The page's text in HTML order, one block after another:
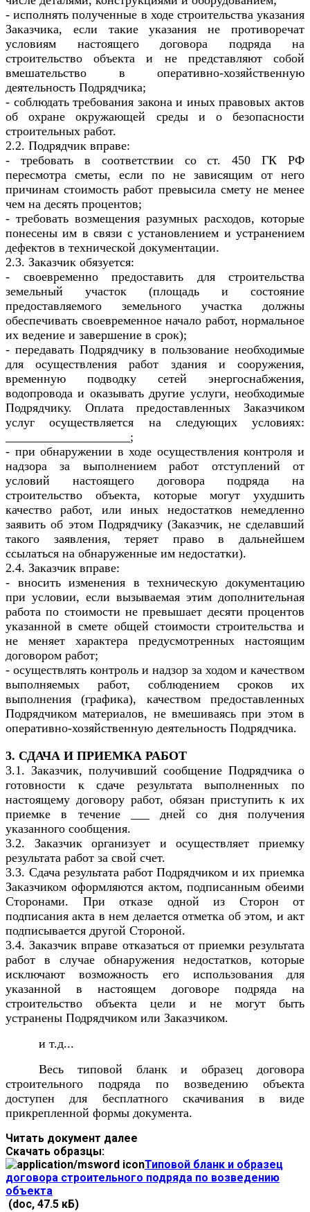
- исполнять полученные в ходе строительства указания
Заказчика, если такие указания не противоречат
условиям настоящего договора подряда на
строительство объекта и не представляют собой
вмешательство в оперативно-хозяйственную
деятельность Подрядчика;
- соблюдать требования закона и иных правовых актов
об охране окружающей среды и о безопасности
строительных работ.
2.2. Подрядчик вправе:
- требовать в соответствии со ст. 450 ГК РФ
пересмотра сметы, если по не зависящим от него
причинам стоимость работ превысила смету не менее
чем на десять процентов;
- требовать возмещения разумных расходов, которые
понесены им в связи с установлением и устранением
дефектов в технической документации.
2.3. Заказчик обязуется:
- своевременно предоставить для строительства
земельный участок (площадь и состояние
предоставляемого земельного участка должны
обеспечивать своевременное начало работ, нормальное
их ведение и завершение в срок);
- передавать Подрядчику в пользование необходимые
для осуществления работ здания и сооружения,
временную подводку сетей энергоснабжения,
водопровода и оказывать другие услуги, необходимые
Подрядчику. Оплата предоставленных Заказчиком
услуг осуществляется на следующих условиях:
____________________;
- при обнаружении в ходе осуществления контроля и
надзора за выполнением работ отступлений от
условий настоящего договора подряда на
строительство объекта, которые могут ухудшить
качество работ, или иных недостатков немедленно
заявить об этом Подрядчику (Заказчик, не сделавший
такого заявления, теряет право в дальнейшем
ссылаться на обнаруженные им недостатки).
2.4. Заказчик вправе:
- вносить изменения в техническую документацию
при условии, если вызываемая этим дополнительная
работа по стоимости не превышает десяти процентов
указанной в смете общей стоимости строительства и
не меняет характера предусмотренных настоящим
договором работ;
- осуществлять контроль и надзор за ходом и качеством
выполняемых работ, соблюдением сроков их
выполнения (графика), качеством предоставленных
Подрядчиком материалов, не вмешиваясь при этом в
оперативно-хозяйственную деятельность Подрядчика.
3. СДАЧА И ПРИЕМКА РАБОТ
3.1. Заказчик, получивший сообщение Подрядчика о
готовности к сдаче результата выполненных по
настоящему договору работ, обязан приступить к их
приемке в течение ___ дней со дня получения
указанного сообщения.
3.2. Заказчик организует и осуществляет приемку
результата работ за свой счет.
3.3. Сдача результата работ Подрядчиком и их приемка
Заказчиком оформляются актом, подписанным обеими
Сторонами. При отказе одной из Сторон от
подписания акта в нем делается отметка об этом, и акт
подписывается другой Стороной.
3.4. Заказчик вправе отказаться от приемки результата
работ в случае обнаружения недостатков, которые
исключают возможность его использования для
указанной в настоящем договоре подряда на
строительство объекта цели и не могут быть
устранены Подрядчиком или Заказчиком.
и т.д...
Весь типовой бланк и образец договора
строительного подряда по возведению объекта
доступен для бесплатного скачивания в виде
прикрепленной формы документа.
Читать документ далее
Скачать образцы:
Типовой бланк и образец
договора строительного подряда по возведению
объекта
(doc, 47.5 кБ)